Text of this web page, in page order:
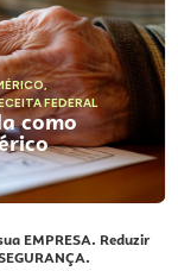
,
FEDERAL
como
EMPRESA. Reduzir